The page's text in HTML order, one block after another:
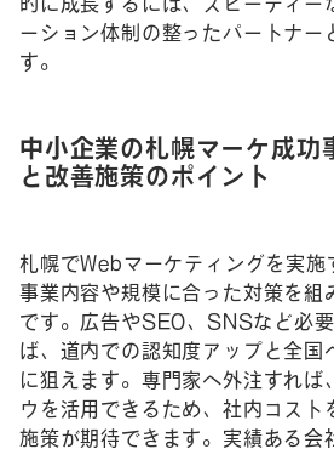
ーション体制の整ったパートナー
す。
中小企業の札幌マーケ成功
と改善施策のポイント
札幌でWebマーケティングを実施
事業内容や規模に合った対策を組
です。広告やSEO、SNSなど必
ば、道内での認知度アップと全国
に狙えます。専門家へ外注すれば
ウを活用できるため、社内コスト
施策が期待できます。実績ある会